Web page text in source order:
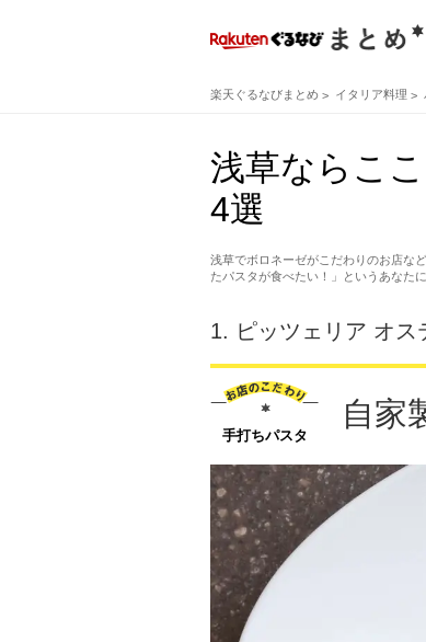
楽天ぐるなびまとめ イタリア料理
浅草ならこ
4選
浅草でボロネーゼがこだわりのお店な
たパスタが食べたい！」というあなた
1. ピッツェリア オス
手打ちパスタ
自家